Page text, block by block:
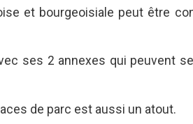
et bourgeoisiale peut être
ses 2 annexes qui peuvent
de parc est aussi un atout.